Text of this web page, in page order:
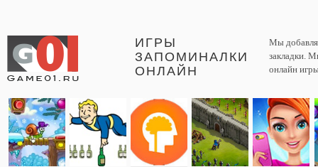
ИГРЫ
ЗАПОМИНАЛКИ
ОНЛАЙН
Мы
закладки.
онлайн